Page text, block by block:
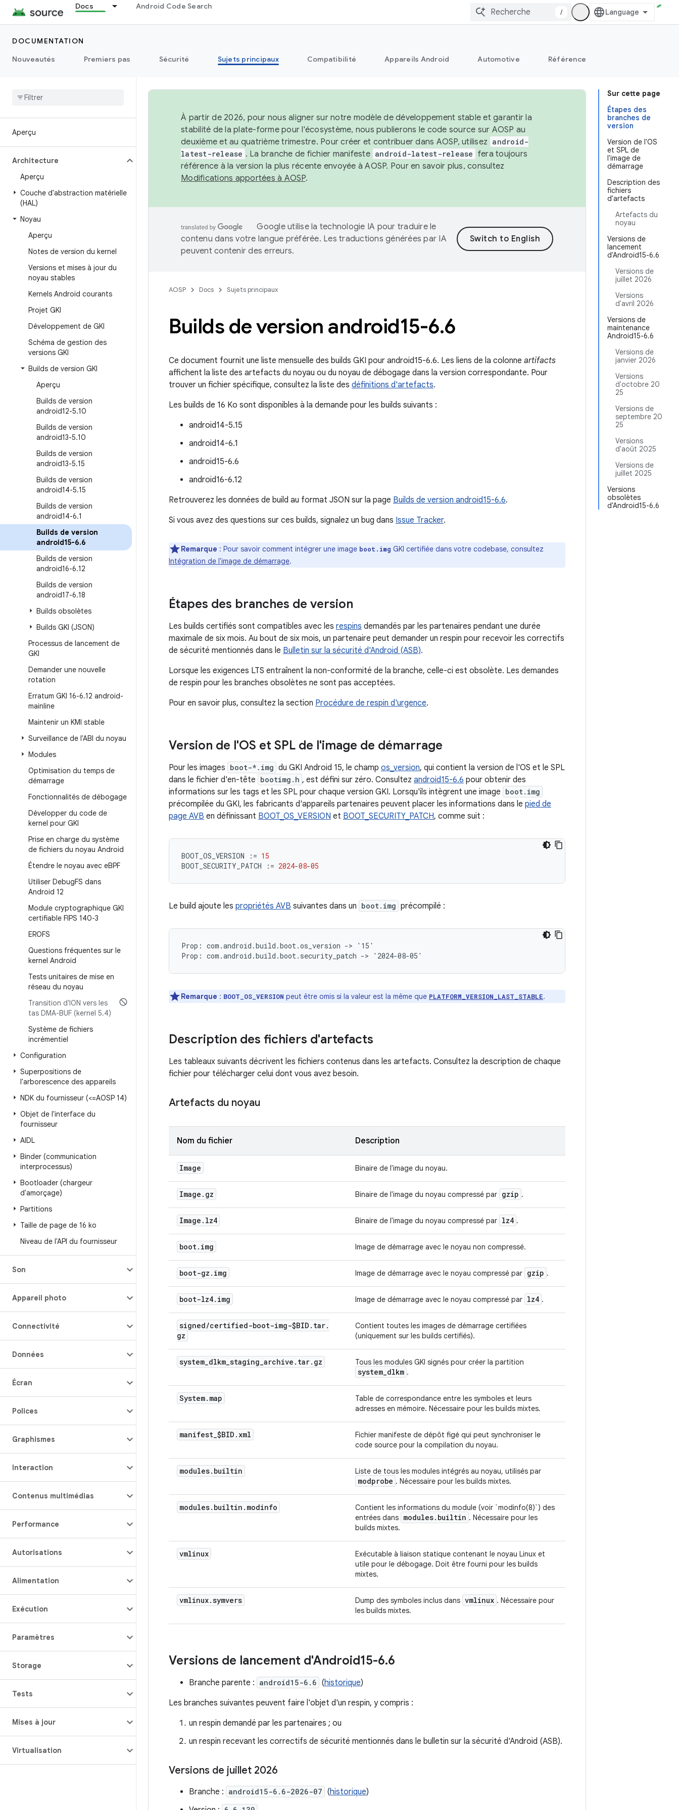
Docs Android Code Search
/
DOCUMENTATION
Nouveautés
Premiers pas Sécurité Sujets principaux Compatibilité Appareils Android Automotive Référence
Aperçu
Architecture
Aperçu
Couche d'abstraction matérielle
(HAL)
Noyau
Aperçu
Notes de version du kernel
Versions et mises à jour du
noyau stables
Kernels Android courants
Projet GKI
Développement de GKI
Schéma de gestion des
versions GKI
Builds de version GKI
Aperçu
Builds de version
android12-5.10
Builds de version
android13-5.10
Builds de version
android13-5.15
Builds de version
android14-5.15
Builds de version
android14-6.1
Builds de version
android15-6.6
Builds de version
android16-6.12
Builds de version
android17-6.18
Builds obsolètes
Builds GKI (JSON)
Processus de lancement de
GKI
Demander une nouvelle
rotation
Erratum GKI 16-6.12 android-
mainline
Maintenir un KMI stable
Surveillance de l'ABI du noyau
Modules
Optimisation du temps de
démarrage
Fonctionnalités de débogage
Développer du code de
kernel pour GKI
Prise en charge du système
de fichiers du noyau Android
Étendre le noyau avec eBPF
Utiliser DebugFS dans
Android 12
Module cryptographique GKI
certifiable FIPS 140-3
EROFS
Questions fréquentes sur le
kernel Android
Tests unitaires de mise en
réseau du noyau
Transition d'ION vers les
tas DMA-BUF (kernel 5.4)
Système de fichiers
incrémentiel
Configuration
Superpositions de
l'arborescence des appareils
NDK du fournisseur (<=AOSP 14)
Objet de l'interface du
fournisseur
AIDL
Binder (communication
interprocessus)
Bootloader (chargeur
d'amorçage)
Partitions
Taille de page de 16 ko
Niveau de l'API du fournisseur
Son
Appareil photo
Connectivité
Données
Écran
Polices
Graphismes
Interaction
Contenus multimédias
Performance
Autorisations
Alimentation
Exécution
Paramètres
Storage
Tests
Mises à jour
Virtualisation
Sur cette page
Étapes des
branches de
version
Version de l'OS
et SPL de
l'image de
démarrage
Description des
fichiers
d'artefacts
Artefacts du
noyau
Versions de
lancement
d'Android15-6.6
Versions de
juillet 2026
Versions
d'avril 2026
Versions de
maintenance
Android15-6.6
Versions de
janvier 2026
Versions
d'octobre 20
25
Versions de
septembre 20
25
Versions
d'août 2025
Versions de
juillet 2025
Versions
obsolètes
d'Android15-6.6
À partir de 2026, pour nous aligner sur notre modèle de développement stable et garantir la
stabilité de la plate-forme pour l'écosystème, nous publierons le code source sur AOSP au
deuxième et au quatrième trimestre. Pour créer et contribuer dans AOSP, utilisez android-
latest-release . La branche de fichier manifeste android-latest-release fera toujours
référence à la version la plus récente envoyée à AOSP. Pour en savoir plus, consultez
Modifications apportées à AOSP.
Google utilise la technologie IA pour traduire le
contenu dans votre langue préférée. Les traductions générées par IA
peuvent contenir des erreurs.
AOSP Docs Sujets principaux
Builds de version android15-6.6
Ce document fournit une liste mensuelle des builds GKI pour android15-6.6. Les liens de la colonne artifacts
affichent la liste des artefacts du noyau ou du noyau de débogage dans la version correspondante. Pour
trouver un fichier spécifique, consultez la liste des définitions d'artefacts.
Les builds de 16 Ko sont disponibles à la demande pour les builds suivants :
android14-5.15
android14-6.1
android15-6.6
android16-6.12
Retrouverez les données de build au format JSON sur la page Builds de version android15-6.6.
Si vous avez des questions sur ces builds, signalez un bug dans Issue Tracker.
Remarque : Pour savoir comment intégrer une image boot.img GKI certifiée dans votre codebase, consultez
Intégration de l'image de démarrage.
Étapes des branches de version
Les builds certifiés sont compatibles avec les respins demandés par les partenaires pendant une durée
maximale de six mois. Au bout de six mois, un partenaire peut demander un respin pour recevoir les correctifs
de sécurité mentionnés dans le Bulletin sur la sécurité d'Android (ASB).
Lorsque les exigences LTS entraînent la non-conformité de la branche, celle-ci est obsolète. Les demandes
de respin pour les branches obsolètes ne sont pas acceptées.
Pour en savoir plus, consultez la section Procédure de respin d'urgence.
Version de l'OS et SPL de l'image de démarrage
Pour les images boot-*.img du GKI Android 15, le champ os_version, qui contient la version de l'OS et le SPL
dans le fichier d'en-tête bootimg.h , est défini sur zéro. Consultez android15-6.6 pour obtenir des
informations sur les tags et les SPL pour chaque version GKI. Lorsqu'ils intègrent une image boot.img
précompilée du GKI, les fabricants d'appareils partenaires peuvent placer les informations dans le pied de
page AVB en définissant BOOT_OS_VERSION et BOOT_SECURITY_PATCH, comme suit :
BOOT_OS_VERSION := 15
BOOT_SECURITY_PATCH
:= 2024-08-05
Le build ajoute les propriétés AVB suivantes dans un boot.img précompilé :
Prop: com.android.build.boot.os_version -> '15'
Remarque : BOOT_OS_VERSION peut être omis si la valeur est la même que PLATFORM_VERSION_LAST_STABLE.
Description des fichiers d'artefacts
Les tableaux suivants décrivent les fichiers contenus dans les artefacts. Consultez la description de chaque
fichier pour télécharger celui dont vous avez besoin.
Artefacts du noyau
Nom du fichier Description
Image Binaire de l'image du noyau.
Image . gz Binaire de l'image du noyau compressé par gzip .
Image . lz4 Binaire de l'image du noyau compressé par lz4 .
boot. img Image de démarrage avec le noyau non compressé.
boot-gz . img Image de démarrage avec le noyau compressé par gzip .
boot-lz4. img Image de démarrage avec le noyau compressé par lz4 .
signed/certified-boot-img-$BID . tar.
gz
Contient toutes les images de démarrage certifiées
(uniquement sur les builds certifiés).
system_dlkm_staging_archive . tar. gz Tous les modules GKI signés pour créer la partition
system_dlkm .
System. map
Table de correspondance entre les symboles et leurs
adresses en mémoire. Nécessaire pour les builds mixtes.
manifest_$BID . xml
Fichier manifeste de dépôt figé qui peut synchroniser le
code source pour la compilation du noyau.
modules. builtin Liste de tous les modules intégrés au noyau, utilisés par
modprobe . Nécessaire pour les builds mixtes.
modules. builtin . modinfo
Contient les informations du module (voir `modinfo(8)`) des
entrées dans modules. builtin . Nécessaire pour les
builds mixtes.
vmlinux
Exécutable à liaison statique contenant le noyau Linux et
utile pour le débogage. Doit être fourni pour les builds
mixtes.
vmlinux.symvers Dump des symboles inclus dans vmlinux . Nécessaire pour
les builds mixtes.
Versions de lancement d'Android15-6.6
Branche parente : android15-6.6 (historique)
Les branches suivantes peuvent faire l'objet d'un respin, y compris :
un respin demandé par les partenaires ; ou
un respin recevant les correctifs de sécurité mentionnés dans le bulletin sur la sécurité d'Android (ASB).
Versions de juillet 2026
Branche : android15-6.6-2026-07 (historique)